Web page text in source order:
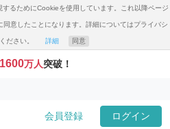
るためにCookieを使用しています。これ以降ページ
意したことになります。詳細についてはプライバシ
ださい。 詳細 同意
1600万人突破！
会員登録 ログイン